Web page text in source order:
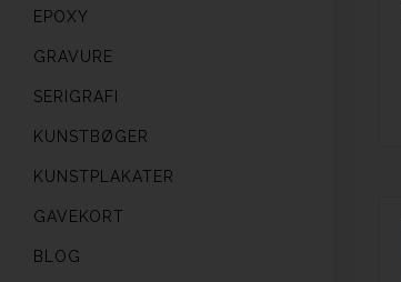
EPOXY
GRAVURE
SERIGRAFI
KUNSTBØGER
KUNSTPLAKATER
GAVEKORT
BLOG